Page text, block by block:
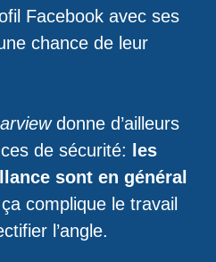
Facebook avec ses
chance de leur
donne d’ailleurs
de sécurité:
les
sont en général
complique le travail
l’angle.